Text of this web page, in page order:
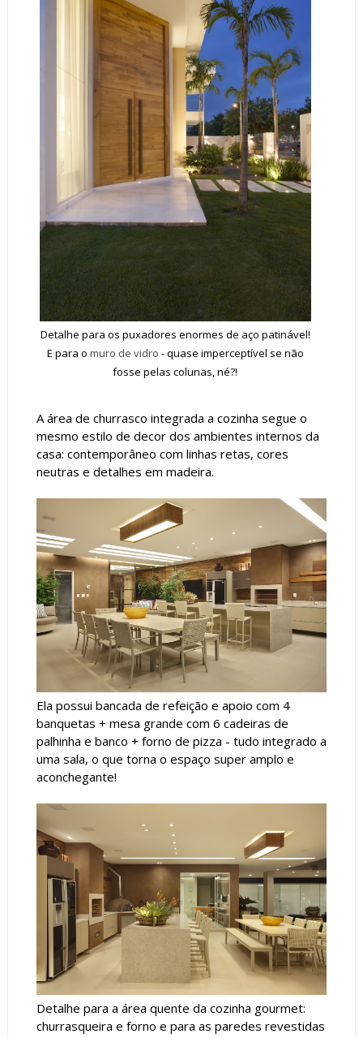
Detalhe para os puxadores enormes de aço patinável!
E para o muro de vidro - quase imperceptível se não
fosse pelas colunas, né?!
A área de churrasco integrada a cozinha segue o
mesmo estilo de decor dos ambientes internos da
casa: contemporâneo com linhas retas, cores
neutras e detalhes em madeira.
Ela possui bancada de refeição e apoio com 4
banquetas + mesa grande com 6 cadeiras de
palhinha e banco + forno de pizza - tudo integrado a
uma sala, o que torna o espaço super amplo e
aconchegante!
Detalhe para a área quente da cozinha gourmet:
churrasqueira e forno e para as paredes revestidas